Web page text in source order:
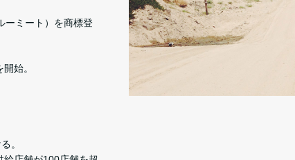
ーミート）を商標登
始。
。